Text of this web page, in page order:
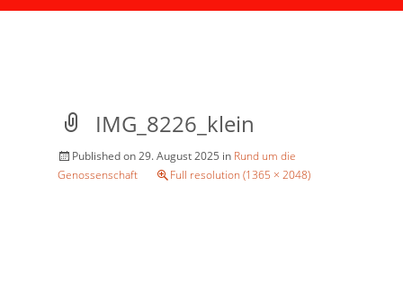
IMG_8226_klein
Published on29. August 2025 in Rund um die
Genossenschaft
Full resolution (1365 × 2048)